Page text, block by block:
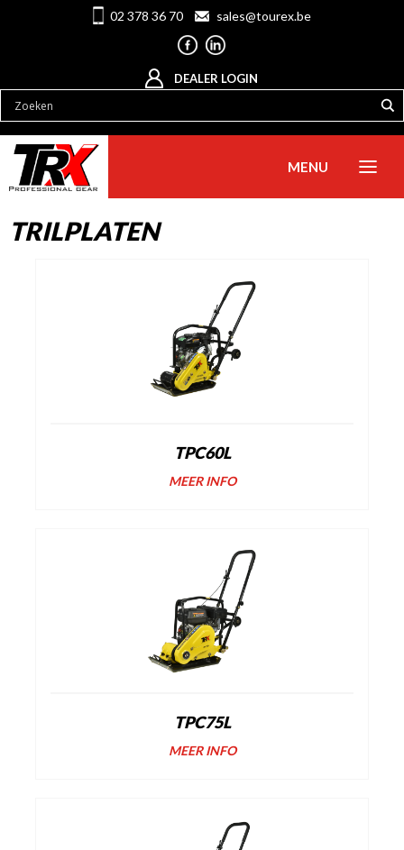
02 378 36 70 sales@tourex.be
DEALER LOGIN
MENU
TRILPLATEN
TPC60L
MEER INFO
TPC75L
MEER INFO